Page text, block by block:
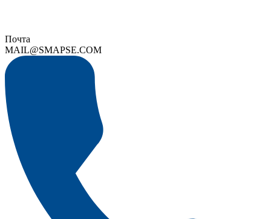
Почта
MAIL@SMAPSE.COM